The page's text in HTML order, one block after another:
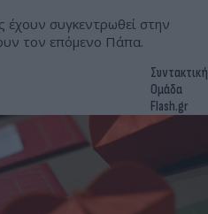
έχουν συγκεντρωθεί στην
τον επόμενο Πάπα.
Συντακτική
Ομάδα
Flash.gr